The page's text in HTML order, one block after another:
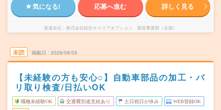
気になる! 応募へ進む 詳しく見る
派遣会社 株式会社綜合キャリアオプション 製造事業部（全国）
未読 掲載日 2026/08/05
【未経験の方も安心○】自動車部品の加工・バ
リ取り検査/日払いOK
職種未経験OK 交通費別途支給あり 土日祝日が休み WEB登録OK